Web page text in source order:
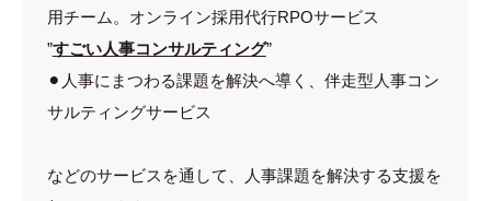
用チーム。オンライン採用代行RPOサービス
”すごい人事コンサルティング”
⚫︎人事にまつわる課題を解決へ導く、伴走型人事コン
サルティングサービス
などのサービスを通して、人事課題を解決する支援を